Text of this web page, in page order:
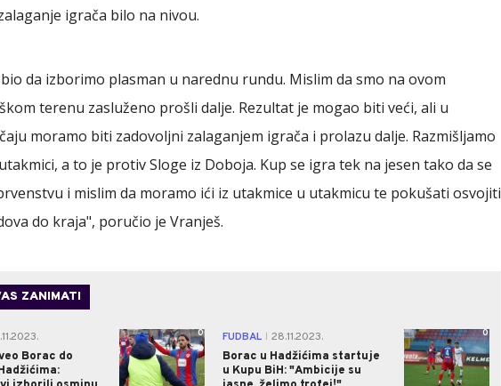
igrača bilo na nivou.
da izborimo plasman u narednu rundu. Mislim da smo na ovom
terenu zasluženo prošli dalje. Rezultat je mogao biti veći, ali u
moramo biti zadovoljni zalaganjem igrača i prolazu dalje. Razmišljamo
a to je protiv Sloge iz Doboja. Kup se igra tek na jesen tako da se
i mislim da moramo ići iz utakmice u utakmicu te pokušati osvojiti
do kraja", poručio je Vranješ.
ZANIMATI
Borac do
0 FUDBAL
28.11.2023.
Borac u Hadžićima startuje
u Kupu BiH: "Ambicije su
0